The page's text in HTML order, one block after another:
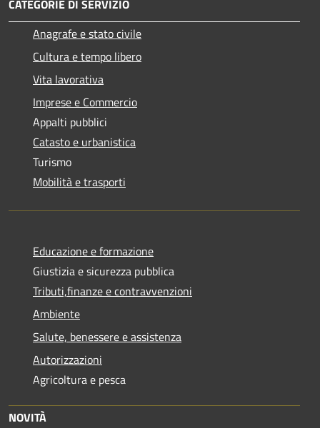
CATEGORIE DI SERVIZIO
Anagrafe e stato civile
Cultura e tempo libero
Vita lavorativa
Imprese e Commercio
Appalti pubblici
Catasto e urbanistica
Turismo
Mobilità e trasporti
Educazione e formazione
Giustizia e sicurezza pubblica
Tributi,finanze e contravvenzioni
Ambiente
Salute, benessere e assistenza
Autorizzazioni
Agricoltura e pesca
NOVITÀ